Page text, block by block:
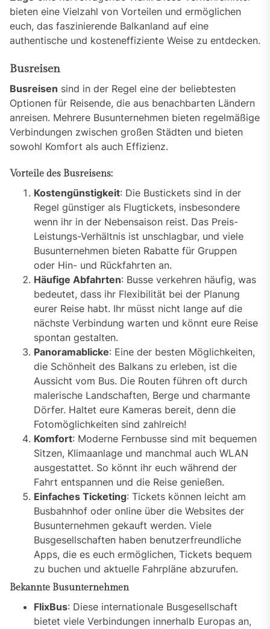
bieten eine Vielzahl von Vorteilen und ermöglichen
euch, das faszinierende Balkanland auf eine
authentische und kosteneffiziente Weise zu entdecken.
Busreisen
Busreisen sind in der Regel eine der beliebtesten
Optionen für Reisende, die aus benachbarten Ländern
anreisen. Mehrere Busunternehmen bieten regelmäßige
Verbindungen zwischen großen Städten und bieten
sowohl Komfort als auch Effizienz.
Vorteile des Busreisens:
Kostengünstigkeit: Die Bustickets sind in der
Regel günstiger als Flugtickets, insbesondere
wenn ihr in der Nebensaison reist. Das Preis-
Leistungs-Verhältnis ist unschlagbar, und viele
Busunternehmen bieten Rabatte für Gruppen
oder Hin- und Rückfahrten an.
Häufige Abfahrten: Busse verkehren häufig, was
bedeutet, dass ihr Flexibilität bei der Planung
eurer Reise habt. Ihr müsst nicht lange auf die
nächste Verbindung warten und könnt eure Reise
spontan gestalten.
Panoramablicke: Eine der besten Möglichkeiten,
die Schönheit des Balkans zu erleben, ist die
Aussicht vom Bus. Die Routen führen oft durch
malerische Landschaften, Berge und charmante
Dörfer. Haltet eure Kameras bereit, denn die
Fotomöglichkeiten sind zahlreich!
Komfort: Moderne Fernbusse sind mit bequemen
Sitzen, Klimaanlage und manchmal auch WLAN
ausgestattet. So könnt ihr euch während der
Fahrt entspannen und die Reise genießen.
Einfaches Ticketing: Tickets können leicht am
Busbahnhof oder online über die Websites der
Busunternehmen gekauft werden. Viele
Busgesellschaften haben benutzerfreundliche
Apps, die es euch ermöglichen, Tickets bequem
zu buchen und aktuelle Fahrpläne abzurufen.
Bekannte Busunternehmen
FlixBus: Diese internationale Busgesellschaft
bietet viele Verbindungen innerhalb Europas an,